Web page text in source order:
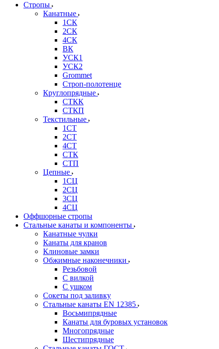
Стропы
Канатные
1СК
2СК
4СК
ВК
УСК1
УСК2
Grommet
Строп-полотенце
Круглопрядные
СТКК
СТКП
Текстильные
1СТ
2СТ
4СТ
СТК
СТП
Цепные
1СЦ
2СЦ
3СЦ
4СЦ
Оффшорные стропы
Стальные канаты и компоненты
Канатные чулки
Канаты для кранов
Клиновые замки
Обжимные наконечники
Резьбовой
С вилкой
С ушком
Сокеты под заливку
Стальные канаты EN 12385
Восьмипрядные
Канаты для буровых установок
Многопрядные
Шестипрядные